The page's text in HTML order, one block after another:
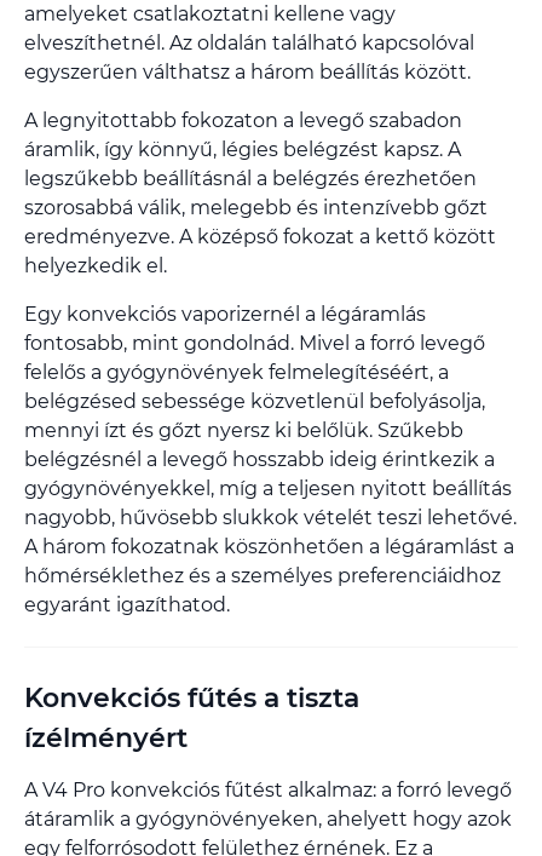
amelyeket csatlakoztatni kellene vagy
elveszíthetnél. Az oldalán található kapcsolóval
egyszerűen válthatsz a három beállítás között.
A legnyitottabb fokozaton a levegő szabadon
áramlik, így könnyű, légies belégzést kapsz. A
legszűkebb beállításnál a belégzés érezhetően
szorosabbá válik, melegebb és intenzívebb gőzt
eredményezve. A középső fokozat a kettő között
helyezkedik el.
Egy konvekciós vaporizernél a légáramlás
fontosabb, mint gondolnád. Mivel a forró levegő
felelős a gyógynövények felmelegítéséért, a
belégzésed sebessége közvetlenül befolyásolja,
mennyi ízt és gőzt nyersz ki belőlük. Szűkebb
belégzésnél a levegő hosszabb ideig érintkezik a
gyógynövényekkel, míg a teljesen nyitott beállítás
nagyobb, hűvösebb slukkok vételét teszi lehetővé.
A három fokozatnak köszönhetően a légáramlást a
hőmérséklethez és a személyes preferenciáidhoz
egyaránt igazíthatod.
Konvekciós fűtés a tiszta
ízélményért
A V4 Pro konvekciós fűtést alkalmaz: a forró levegő
átáramlik a gyógynövényeken, ahelyett hogy azok
egy felforrósodott felülethez érnének. Ez a